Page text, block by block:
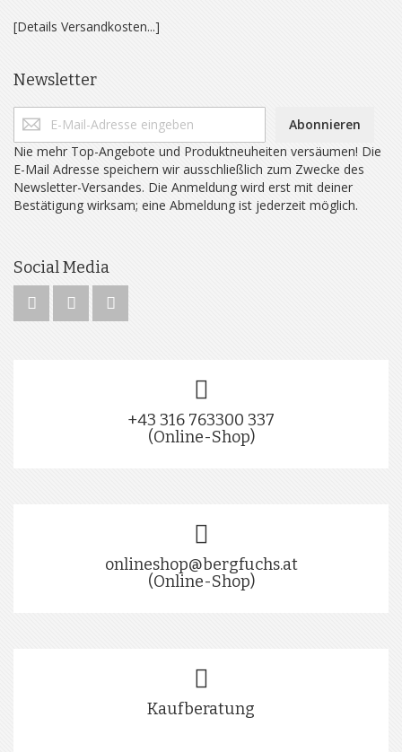
[Details Versandkosten...]
Newsletter
Abonnieren
Nie mehr Top-Angebote und Produktneuheiten versäumen! Die
E-Mail Adresse speichern wir ausschließlich zum Zwecke des
Newsletter-Versandes. Die Anmeldung wird erst mit deiner
Bestätigung wirksam; eine Abmeldung ist jederzeit möglich.
Social Media
+43 316 763300 337
(Online-Shop)
onlineshop@bergfuchs.at
(Online-Shop)
Kaufberatung